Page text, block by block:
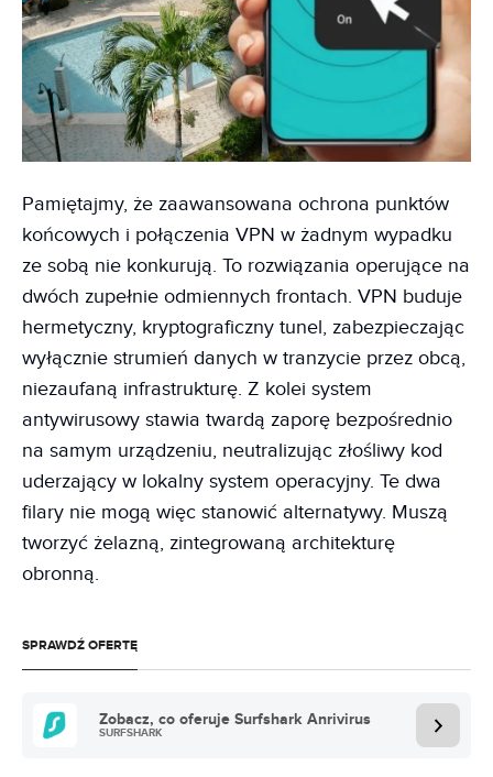
Pamiętajmy, że zaawansowana ochrona punktów
końcowych i połączenia VPN w żadnym wypadku
ze sobą nie konkurują. To rozwiązania operujące na
dwóch zupełnie odmiennych frontach. VPN buduje
hermetyczny, kryptograficzny tunel, zabezpieczając
wyłącznie strumień danych w tranzycie przez obcą,
niezaufaną infrastrukturę. Z kolei system
antywirusowy stawia twardą zaporę bezpośrednio
na samym urządzeniu, neutralizując złośliwy kod
uderzający w lokalny system operacyjny. Te dwa
filary nie mogą więc stanowić alternatywy. Muszą
tworzyć żelazną, zintegrowaną architekturę
obronną.
SPRAWDŹ OFERTĘ
Zobacz, co oferuje Surfshark Anrivirus
SURFSHARK